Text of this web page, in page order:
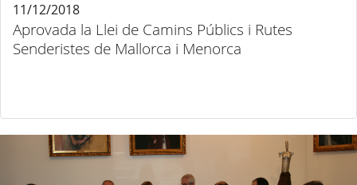
Aprovada la Llei de Camins Públics i Rutes
Senderistes de Mallorca i Menorca
11/12/2018